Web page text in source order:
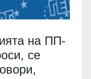
на ПП-
се